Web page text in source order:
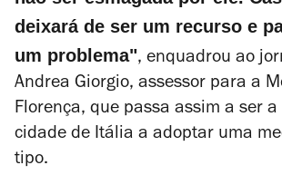
deixará de ser um recurso e
um problema", enquadrou ao
Andrea Giorgio, assessor para a
Florença, que passa assim a ser
cidade de Itália a adoptar uma
tipo.